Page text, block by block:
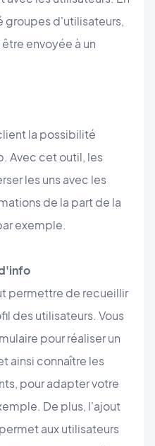
groupes d'utilisateurs,
envoyée à un
la possibilité
Avec cet outil, les
les uns avec les
de la part de la
exemple.
permettre de recueillir
des utilisateurs. Vous
pour réaliser un
ainsi connaître les
pour adapter votre
De plus, l'ajout
aux utilisateurs